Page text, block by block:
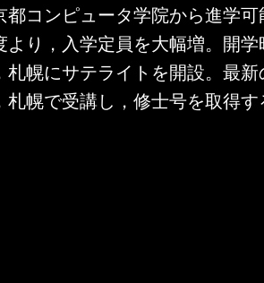
都コンピュータ学院から進学
より，入学定員を大幅増。開
札幌にサテライトを開設。最
札幌で受講し，修士号を取得